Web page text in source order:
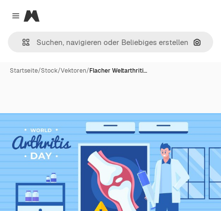
Close menu
Magnific
Nach
Startseite/Stock/Vektoren/Flacher Weltarthriti…